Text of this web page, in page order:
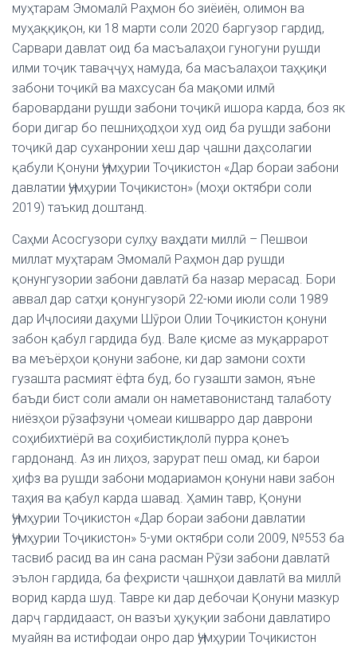
муҳтарам Эмомалӣ Раҳмон бо зиёиён, олимон ва
муҳаққиқон, ки 18 марти соли 2020 баргузор гардид,
Сарвари давлат оид ба масъалаҳои гуногуни рушди
илми тоҷик таваҷҷуҳ намуда, ба масъалаҳои таҳқиқи
забони тоҷикӣ ва махсусан ба мақоми илмӣ
баровардани рушди забони тоҷикӣ ишора карда, боз як
бори дигар бо пешниҳодҳои худ оид ба рушди забони
тоҷикӣ дар суханронии хеш дар ҷашни даҳсолагии
қабули Қонуни Ҷумҳурии Тоҷикистон «Дар бораи забони
давлатии Ҷумҳурии Тоҷикистон» (моҳи октябри соли
2019) таъкид доштанд.
Саҳми Асосгузори сулҳу ваҳдати миллӣ – Пешвои
миллат муҳтарам Эмомалӣ Раҳмон дар рушди
қонунгузории забони давлатӣ ба назар мерасад. Бори
аввал дар сатҳи қонунгузорӣ 22-юми июли соли 1989
дар Иҷлосияи даҳуми Шӯрои Олии Тоҷикистон қонуни
забон қабул гардида буд. Вале қисме аз муқаррарот
ва меъёрҳои қонуни забоне, ки дар замони сохти
гузашта расмият ёфта буд, бо гузашти замон, яъне
баъди бист соли амали он наметавонистанд талаботу
ниёзҳои рӯзафзуни ҷомеаи кишварро дар даврони
соҳибихтиёрӣ ва соҳибистиқлолӣ пурра қонеъ
гардонанд. Аз ин лиҳоз, зарурат пеш омад, ки барои
ҳифз ва рушди забони модариамон қонуни нави забон
таҳия ва қабул карда шавад. Ҳамин тавр, Қонуни
Ҷумҳурии Тоҷикистон «Дар бораи забони давлатии
Ҷумҳурии Тоҷикистон» 5-уми октябри соли 2009, №553 ба
тасвиб расид ва ин сана расман Рӯзи забони давлатӣ
эълон гардида, ба феҳристи ҷашнҳои давлатӣ ва миллӣ
ворид карда шуд. Тавре ки дар дебочаи Қонуни мазкур
дарҷ гардидааст, он вазъи ҳуқуқии забони давлатиро
муайян ва истифодаи онро дар Ҷумҳурии Тоҷикистон